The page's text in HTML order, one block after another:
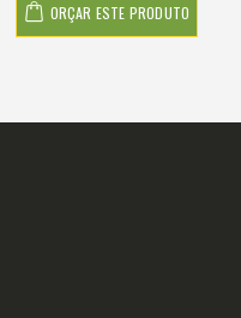
ORÇAR ESTE PRODUTO